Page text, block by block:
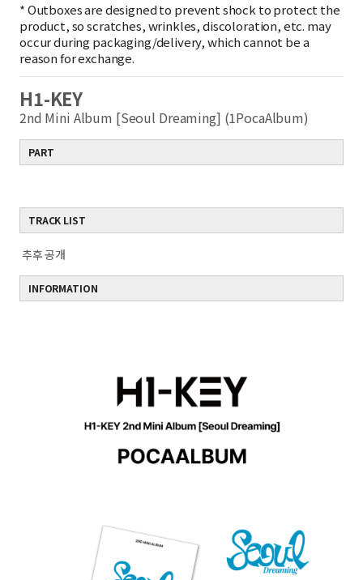
*Outboxes are designed to prevent shock to protect the
product, so scratches, wrinkles, discoloration, etc. may
occur during packaging/delivery, which cannot be a
reason for exchange.
H1-KEY
2nd Mini Album [Seoul Dreaming] (1PocaAlbum)
PART
TRACK LIST
추후 공개
INFORMATION